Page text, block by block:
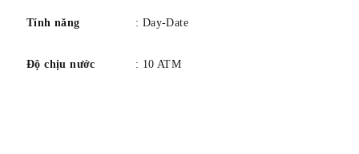
Tính năng : Day-Date
Độ chịu nước : 10 ATM